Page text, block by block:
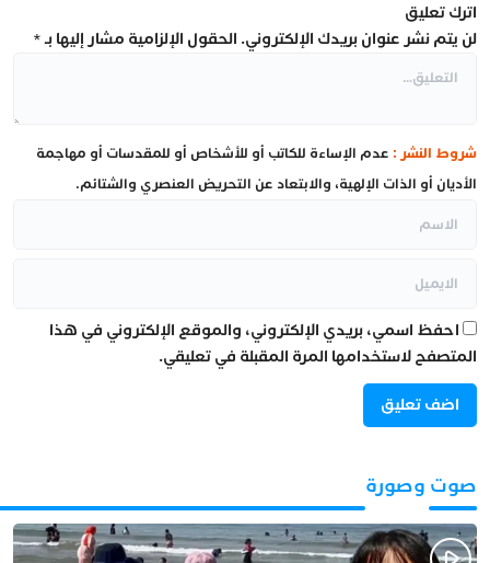
اترك تعليق
لن يتم نشر عنوان بريدك الإلكتروني. الحقول الإلزامية مشار إليها بـ*
شروط النشر : عدم الإساءة للكاتب أو للأشخاص أو للمقدسات أو مهاجمة
الأديان أو الذات الإلهية، والابتعاد عن التحريض العنصري والشتائم.
احفظ اسمي، بريدي الإلكتروني، والموقع الإلكتروني في هذا
المتصفح لاستخدامها المرة المقبلة في تعليقي.
صوت وصورة